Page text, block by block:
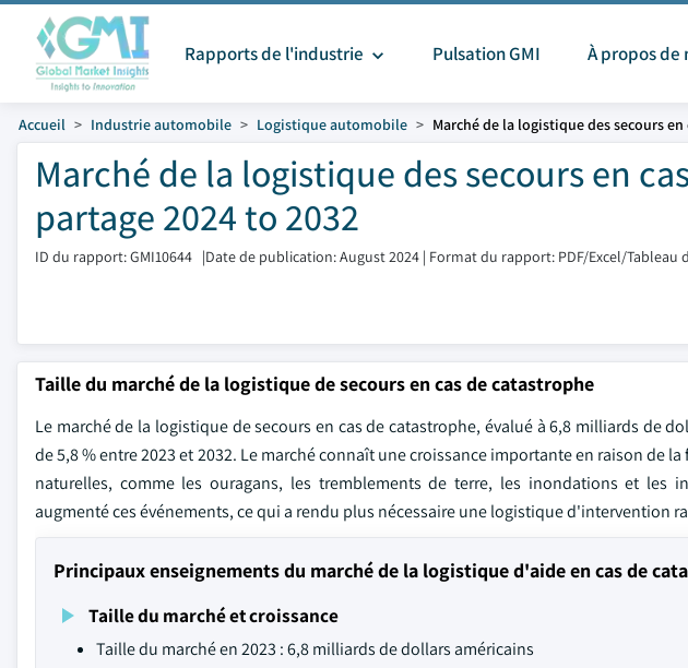
Rapports de l'industrie Pulsation GMI À propos de
Accueil Industrie automobile Logistique automobile Marché de la logistique des secours
Marché de la logistique des secours en
partage 2024 to 2032
ID du rapport: GMI10644 |Date de publication: August 2024 | Format du rapport: PDF/Excel/
Taille du marché de la logistique de secours en cas de catastrophe
Le marché de la logistique de secours en cas de catastrophe, évalué à 6,8 milliards de
de 5,8 % entre 2023 et 2032. Le marché connaît une croissance importante en raison de
naturelles, comme les ouragans, les tremblements de terre, les inondations et les
augmenté ces événements, ce qui a rendu plus nécessaire une logistique d'intervention
Principaux enseignements du marché de la logistique d'aide en cas de
Taille du marché et croissance
Taille du marché en 2023 : 6,8 milliards de dollars américains